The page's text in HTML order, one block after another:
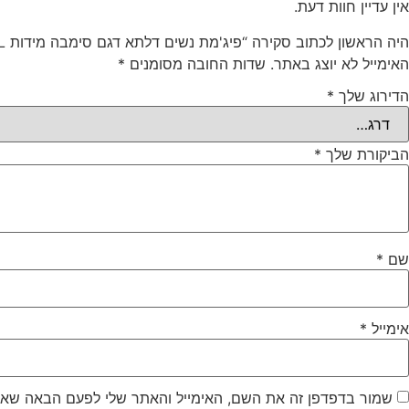
אין עדיין חוות דעת.
היה הראשון לכתוב סקירה “פיג'מת נשים דלתא דגם סימבה מידות S-XL קולקציית אביב קיץ 2025”
האימייל לא יוצג באתר. שדות החובה מסומנים *
הדירוג שלך *
הביקורת שלך *
שם *
אימייל *
שמור בדפדפן זה את השם, האימייל והאתר שלי לפעם הבאה